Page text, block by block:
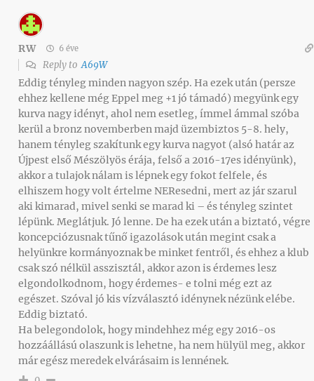
RW 6 éve
Reply toA69W
Eddig tényleg minden nagyon szép. Ha ezek után (persze
ehhez kellene még Eppel meg +1 jó támadó) megyünk egy
kurva nagy idényt, ahol nem esetleg, ímmel ámmal szóba
kerül a bronz novemberben majd üzembiztos 5-8. hely,
hanem tényleg szakítunk egy kurva nagyot (alsó határ az
Újpest első Mészölyös érája, felső a 2016-17es idényünk),
akkor a tulajok nálam is lépnek egy fokot felfele, és
elhiszem hogy volt értelme NEResedni, mert az jár szarul
aki kimarad, mivel senki se marad ki – és tényleg szintet
lépünk. Meglátjuk. Jó lenne. De ha ezek után a biztató, végre
koncepciózusnak tűnő igazolások után megint csak a
helyünkre kormányoznak be minket fentről, és ehhez a klub
csak szó nélkül asszisztál, akkor azon is érdemes lesz
elgondolkodnom, hogy érdemes- e tolni még ezt az
egészet. Szóval jó kis vízválasztó idénynek nézünk elébe.
Eddig biztató.
Ha belegondolok, hogy mindehhez még egy 2016-os
hozzáállású olaszunk is lehetne, ha nem hülyül meg, akkor
már egész meredek elvárásaim is lennének.